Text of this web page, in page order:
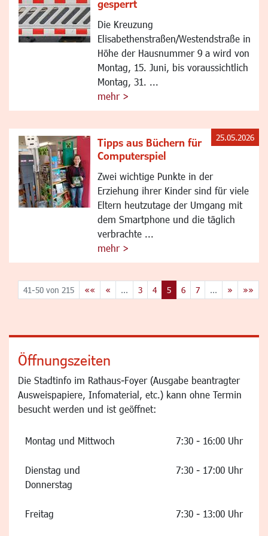
gesperrt
Die Kreuzung
Elisabethenstraßen/Westendstraße in
Höhe der Hausnummer 9 a wird von
Montag, 15. Juni, bis voraussichtlich
Montag, 31. ...
mehr >
Tipps aus Büchern für
Computerspiel
Zwei wichtige Punkte in der
Erziehung ihrer Kinder sind für viele
Eltern heutzutage der Umgang mit
dem Smartphone und die täglich
verbrachte ...
mehr >
25.05.2026
41-50 von 215 «« « ... 3 4 5 6 7 ... » »»
Öffnungszeiten
Die Stadtinfo im Rathaus-Foyer (Ausgabe beantragter
Ausweispapiere, Infomaterial, etc.) kann ohne Termin
besucht werden und ist geöffnet:
Montag und Mittwoch 7:30 - 16:00 Uhr
Dienstag und
Donnerstag
7:30 - 17:00 Uhr
Freitag 7:30 - 13:00 Uhr